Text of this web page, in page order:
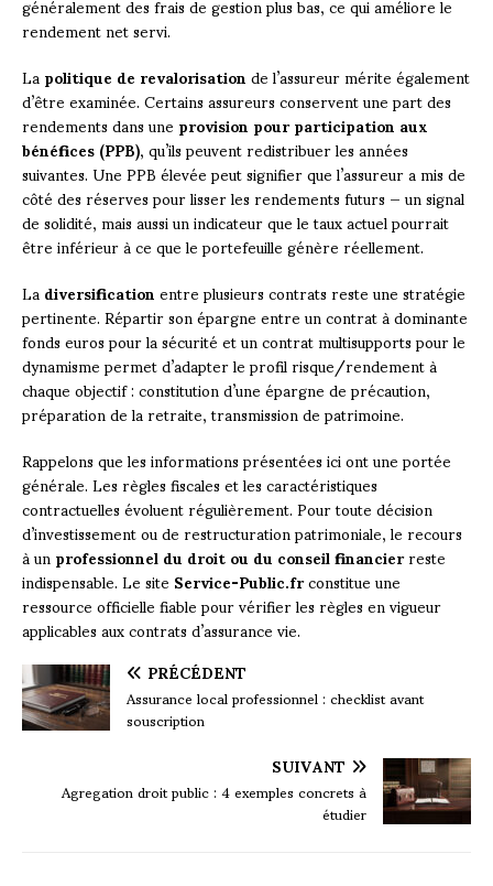
rendement net servi.
Lapolitique de revalorisationde l’assureur mérite également
d’être examinée. Certains assureurs conservent une part des
rendements dans uneprovision pour participation aux
bénéfices (PPB), qu’ils peuvent redistribuer les années
suivantes. Une PPB élevée peut signifier que l’assureur a mis de
côté des réserves pour lisser les rendements futurs — un signal
de solidité, mais aussi un indicateur que le taux actuel pourrait
être inférieur à ce que le portefeuille génère réellement.
Ladiversificationentre plusieurs contrats reste une stratégie
pertinente. Répartir son épargne entre un contrat à dominante
fonds euros pour la sécurité et un contrat multisupports pour le
dynamisme permet d’adapter le profil risque/rendement à
chaque objectif : constitution d’une épargne de précaution,
préparation de la retraite, transmission de patrimoine.
Rappelons que les informations présentées ici ont une portée
générale. Les règles fiscales et les caractéristiques
contractuelles évoluent régulièrement. Pour toute décision
d’investissement ou de restructuration patrimoniale, le recours
à unprofessionnel du droit ou du conseil financierreste
indispensable. Le siteService-Public.frconstitue une
ressource officielle fiable pour vérifier les règles en vigueur
applicables aux contrats d’assurance vie.
PRÉCÉDENT
Assurance local professionnel : checklist avant
souscription
SUIVANT
Agregation droit public : 4 exemples concrets à
étudier